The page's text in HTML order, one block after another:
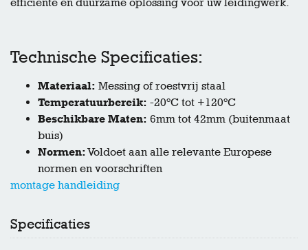
Technische Specificaties:
Materiaal: Messing of roestvrij staal
Temperatuurbereik: -20°C tot +120°C
Beschikbare Maten: 6mm tot 42mm (buitenmaat
buis)
Normen:Voldoet aan alle relevante Europese
normen en voorschriften
montage handleiding
Specificaties